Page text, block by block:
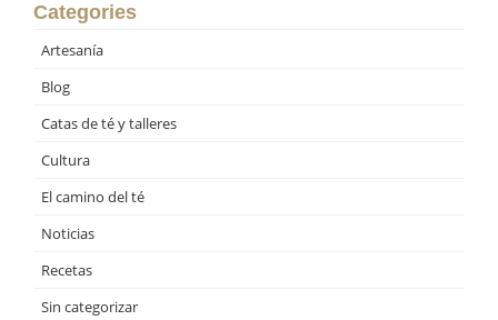
Categories
Artesanía
Blog
Catas de té y talleres
Cultura
El camino del té
Noticias
Recetas
Sin categorizar